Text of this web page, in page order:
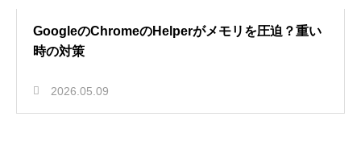
GoogleのChromeのHelperがメモリを圧迫？重い
時の対策
2026.05.09